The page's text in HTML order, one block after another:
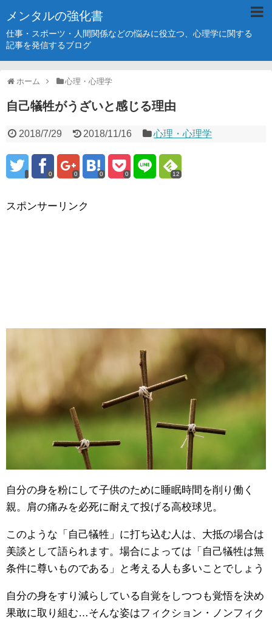
メンタルの強化書
仕事・スポーツ・人間関係などの悩みに役立つ、心理学に関する
記事を発信するブログ
ホーム 心理・心理学
自己犠牲がうざいと感じる理由
2018/7/29 2018/11/16 心理・心理学
0 0 0 0 12
スポンサーリンク
自分の身を粉にして子供のために睡眠時間を削り働く
親。肩の痛みを必死に耐えて投げる高校球児。
このような「自己犠牲」に打ち込む人は、大抵の場合は
美談として語られます。場合によっては「自己犠牲は無
条件に尊いものである」と考える人も多いことでしょう
自分の身をすり減らしている自覚をしつつも覚悟を決め
果敢に取り組む…そんな姿はフィクション・ノンフィク